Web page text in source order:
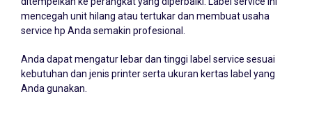
mencegah unit hilang atau tertukar dan membuat usaha
service hp Anda semakin profesional.
kebutuhan dan jenis printer serta ukuran kertas label yang
Anda gunakan.